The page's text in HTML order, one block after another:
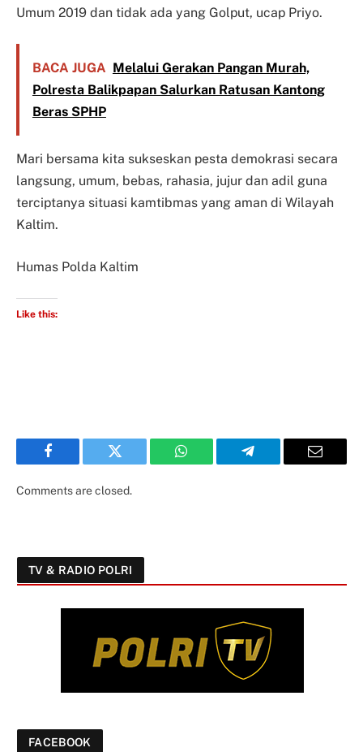
Umum 2019 dan tidak ada yang Golput, ucap Priyo.
BACA JUGA Melalui Gerakan Pangan Murah,
Polresta Balikpapan Salurkan Ratusan Kantong
Beras SPHP
Mari bersama kita sukseskan pesta demokrasi secara
langsung, umum, bebas, rahasia, jujur dan adil guna
terciptanya situasi kamtibmas yang aman di Wilayah
Kaltim.
Humas Polda Kaltim
Like this:
Facebook Twitter WhatsApp Telegram Email
Comments are closed.
TV & RADIO POLRI
FACEBOOK